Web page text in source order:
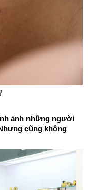
ảnh những người
cũng không